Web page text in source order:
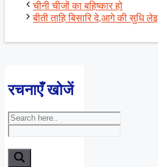
चीनी चीजों का बहिष्कार हो
बीती ताहि बिसारि दे,आगे की सुधि लेइ
रचनाएँ खोजें